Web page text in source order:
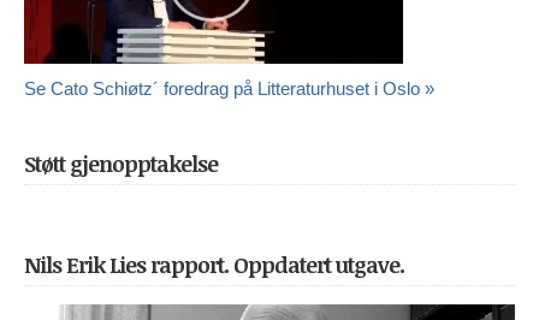
Se Cato Schiøtz´ foredrag på Litteraturhuset i Oslo »
Støtt gjenopptakelse
Nils Erik Lies rapport. Oppdatert utgave.